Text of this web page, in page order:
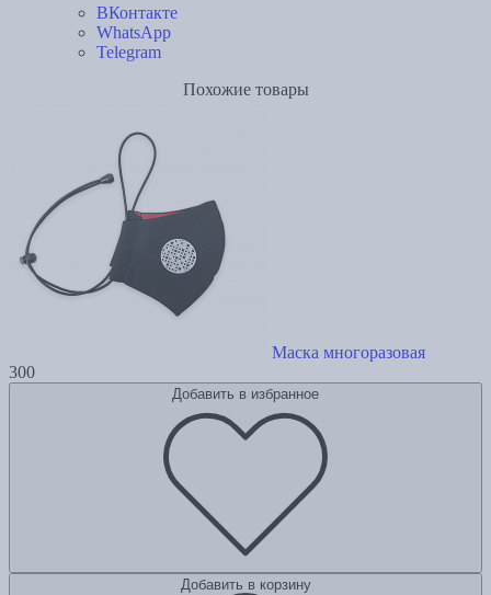
ВКонтакте
WhatsApp
Telegram
Похожие товары
Маска многоразовая
300
Добавить в избранное
Добавить в корзину